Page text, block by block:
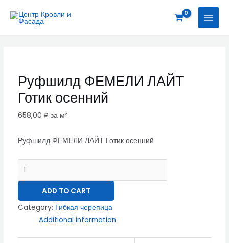
Руфшилд ФЕМЕЛИ ЛАЙТ
Готик осенний
658,00 ₽ за м²
Руфшилд ФЕМЕЛИ ЛАЙТ Готик осенний
ФЕМЕЛИ
ADD TO CART
Category: Гибкая черепица
Additional information